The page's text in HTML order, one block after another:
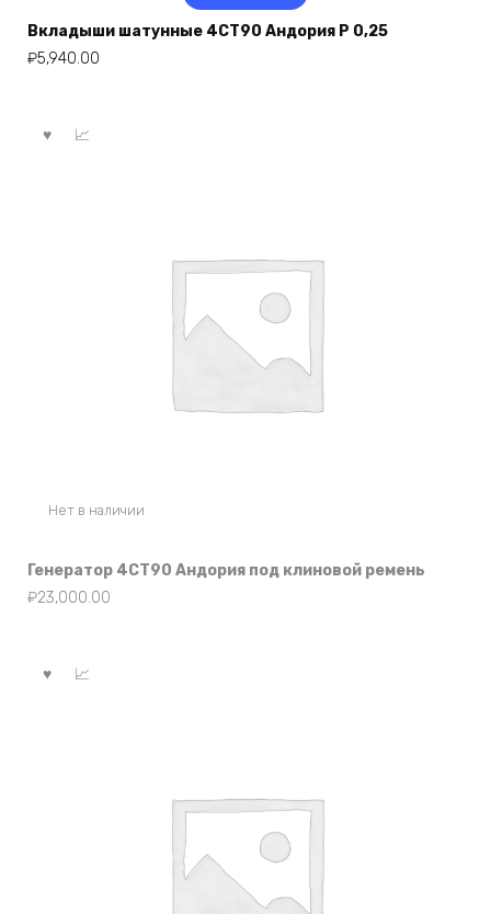
Вкладыши шатунные 4СТ90 Андория Р 0,25
₽5,940.00
Нет в наличии
Генератор 4СТ90 Андория под клиновой ремень
₽23,000.00